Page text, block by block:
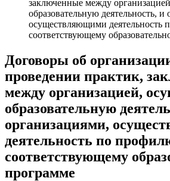
заключенные между
образовательную деятельность, и
осуществляющими деятельность
соответствующему
Договоры об
проведении практик,
между организацией,
образовательную
организациями,
деятельность по
соответствующему
программе